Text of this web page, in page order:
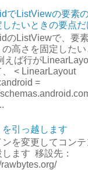
削除する
{}
でListViewの要素
したいときの要点だ
のListViewで、要
高さを固定したい
えば行が
、 < LinearLayout
=
を引っ越します
を変更してコンテ
ます 移設先：